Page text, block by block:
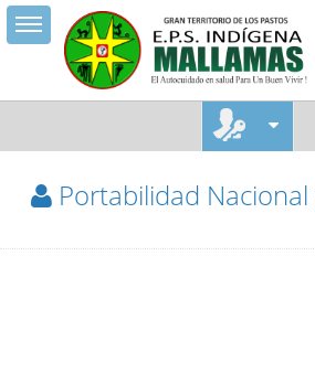
Toggle sidebar
Portabilidad Nacional